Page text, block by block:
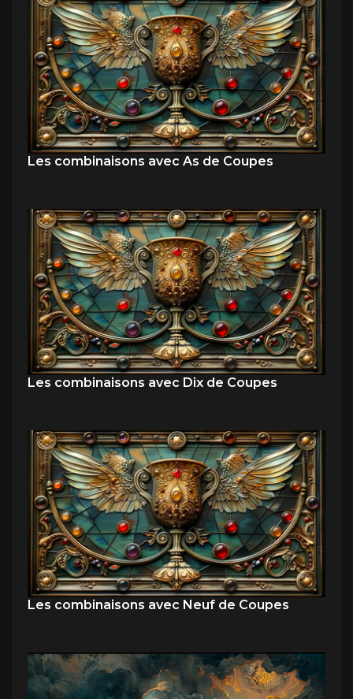
Les combinaisons avec As de Coupes
Les combinaisons avec Dix de Coupes
Les combinaisons avec Neuf de Coupes